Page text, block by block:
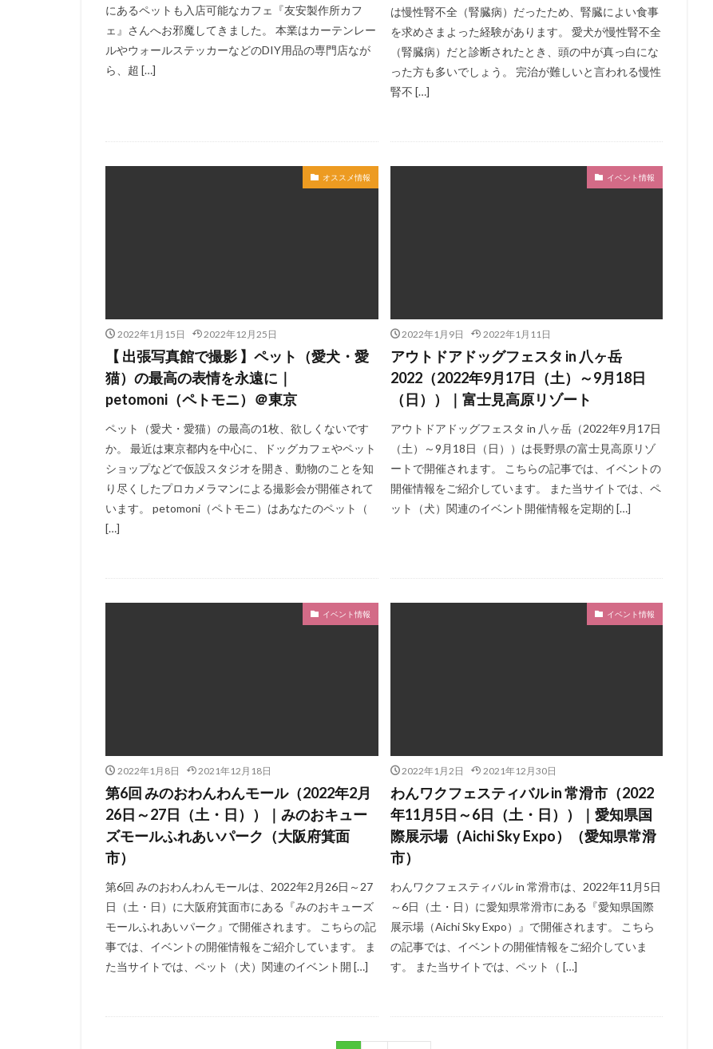
にあるペットも入店可能なカフェ『友安製作所カフ
ェ』さんへお邪魔してきました。 本業はカーテンレー
ルやウォールステッカーなどのDIY用品の専門店なが
ら、超 […]
は慢性腎不全（腎臓病）だったため、腎臓によい食事
を求めさまよった経験があります。 愛犬が慢性腎不全
（腎臓病）だと診断されたとき、頭の中が真っ白にな
った方も多いでしょう。 完治が難しいと言われる慢性
腎不 […]
オススメ情報
2022年1月15日 2022年12月25日
【 出張写真館で撮影 】ペット（愛犬・愛
猫）の最高の表情を永遠に｜
petomoni（ペトモニ）＠東京
ペット（愛犬・愛猫）の最高の1枚、欲しくないです
か。 最近は東京都内を中心に、ドッグカフェやペット
ショップなどで仮設スタジオを開き、動物のことを知
り尽くしたプロカメラマンによる撮影会が開催されて
います。 petomoni（ペトモニ）はあなたのペット（
[…]
イベント情報
2022年1月9日 2022年1月11日
アウトドアドッグフェスタ in 八ヶ岳
2022（2022年9月17日（土）～9月18日
（日））｜富士見高原リゾート
アウトドアドッグフェスタ in 八ヶ岳（2022年9月17日
（土）～9月18日（日））は長野県の富士見高原リゾ
ートで開催されます。 こちらの記事では、イベントの
開催情報をご紹介しています。 また当サイトでは、ペ
ット（犬）関連のイベント開催情報を定期的 […]
イベント情報
2022年1月8日 2021年12月18日
第6回 みのおわんわんモール（2022年2月
26日～27日（土・日））｜みのおキュー
ズモールふれあいパーク（大阪府箕面
市）
第6回 みのおわんわんモールは、2022年2月26日～27
日（土・日）に大阪府箕面市にある『みのおキューズ
モールふれあいパーク』で開催されます。 こちらの記
事では、イベントの開催情報をご紹介しています。 ま
た当サイトでは、ペット（犬）関連のイベント開 […]
イベント情報
2022年1月2日 2021年12月30日
わんワクフェスティバル in 常滑市（2022
年11月5日～6日（土・日））｜愛知県国
際展示場（Aichi Sky Expo）（愛知県常滑
市）
わんワクフェスティバル in 常滑市は、2022年11月5日
～6日（土・日）に愛知県常滑市にある『愛知県国際
展示場（Aichi Sky Expo）』で開催されます。 こちら
の記事では、イベントの開催情報をご紹介していま
す。 また当サイトでは、ペット（ […]